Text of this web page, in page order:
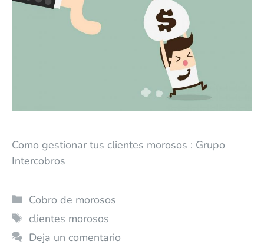
Como gestionar tus clientes morosos : Grupo
Intercobros
Cobro de morosos
clientes morosos
Deja un comentario